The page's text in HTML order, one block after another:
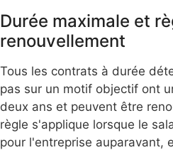
Durée maximale et
renouvellement
Tous les contrats à durée
pas sur un motif objectif ont
deux ans et peuvent être
règle s'applique lorsque le
pour l'entreprise auparavant,